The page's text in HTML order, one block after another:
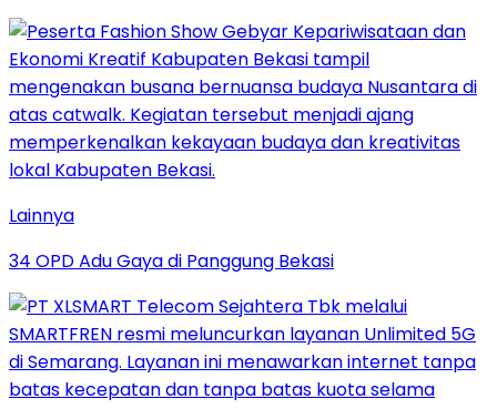
Lainnya
34 OPD Adu Gaya di Panggung Bekasi